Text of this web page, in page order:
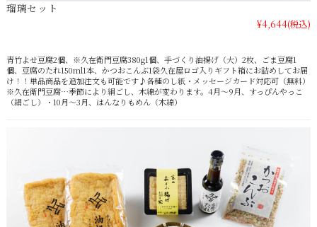
瑠璃セット
¥4,644(税込)
青竹よせ豆腐2個、※久在衛門豆腐380g1個、手づくり油揚げ（大）2枚、ごま豆腐1
個、豆腐のたれ150ml1本、かつおこんぶ1袋久在屋ロゴ入りギフト箱にお詰めしてお届
け！！単品商品を追加注文も可能です♪各種のし紙・メッセージカード対応可（無料）
※久在衛門豆腐…季節により絹ごし、木綿が変わります。4月～9月、すっぴんやっこ
（絹ごし）・10月～3月、はんなりもめん（木綿）